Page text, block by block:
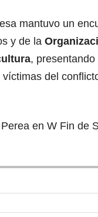
mantuvo un
y de la
,
del
en W Fin de